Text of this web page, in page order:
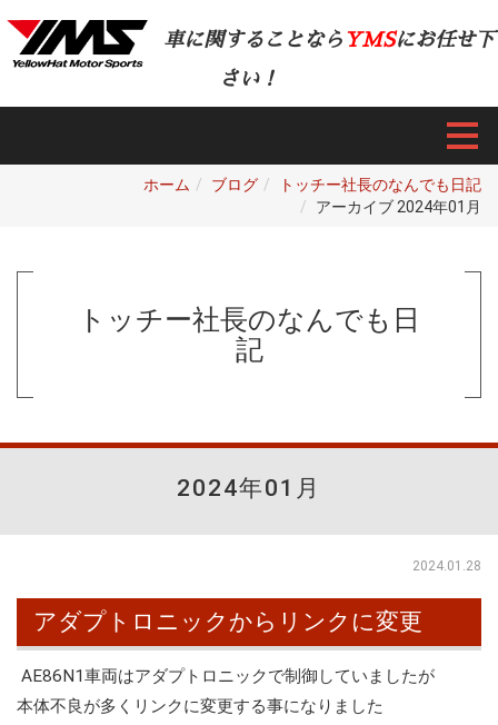
車に関することなら YMSにお任せ下
さい！
ホーム ブログ
トッチー社長のなんでも日記
アーカイブ 2024年01月
トッチー社長のなんでも日
記
2024年01月
2024.01.28
アダプトロニックからリンクに変更
AE86N1車両はアダプトロニックで制御していましたが
本体不良が多くリンクに変更する事になりました